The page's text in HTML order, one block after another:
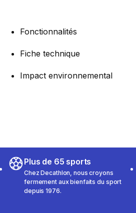
Fonctionnalités
Fiche technique
Impact environnemental
Plus de 65 sports
Chez Decathlon, nous croyons
fermement aux bienfaits du sport
depuis 1976.